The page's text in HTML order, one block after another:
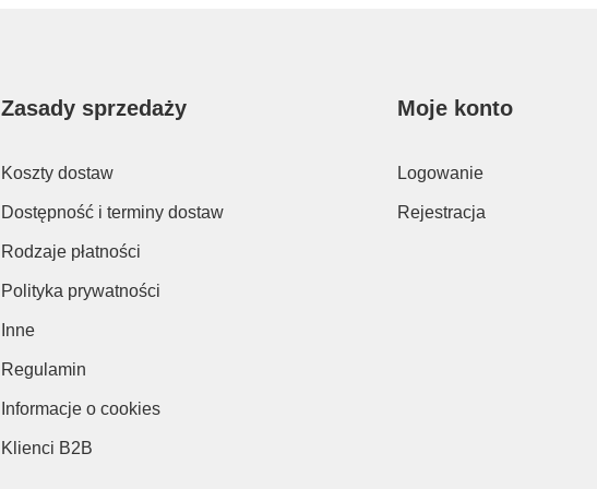
Zasady sprzedaży
Koszty dostaw
Dostępność i terminy dostaw
Rodzaje płatności
Polityka prywatności
Inne
Regulamin
Informacje o cookies
Klienci B2B
Moje konto
Logowanie
Rejestracja